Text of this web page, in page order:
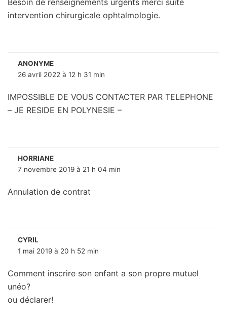
Besoin de renseignements urgents merci suite
intervention chirurgicale ophtalmologie.
ANONYME
26 avril 2022 à 12 h 31 min
IMPOSSIBLE DE VOUS CONTACTER PAR TELEPHONE
– JE RESIDE EN POLYNESIE –
HORRIANE
7 novembre 2019 à 21 h 04 min
Annulation de contrat
CYRIL
1 mai 2019 à 20 h 52 min
Comment inscrire son enfant a son propre mutuel
unéo?
ou déclarer!